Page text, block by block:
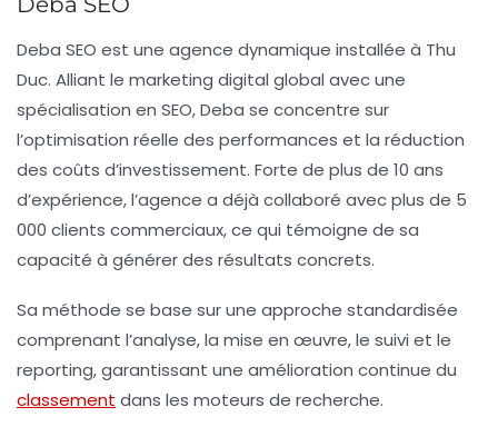
Deba SEO est une agence dynamique installée à Thu
Duc. Alliant le marketing digital global avec une
spécialisation en SEO, Deba se concentre sur
l’optimisation réelle des performances et la réduction
des coûts d’investissement. Forte de plus de 10 ans
d’expérience, l’agence a déjà collaboré avec plus de 5
000 clients commerciaux, ce qui témoigne de sa
capacité à générer des résultats concrets.
Sa méthode se base sur une approche standardisée
comprenant l’analyse, la mise en œuvre, le suivi et le
reporting, garantissant une amélioration continue du
classement dans les moteurs de recherche.